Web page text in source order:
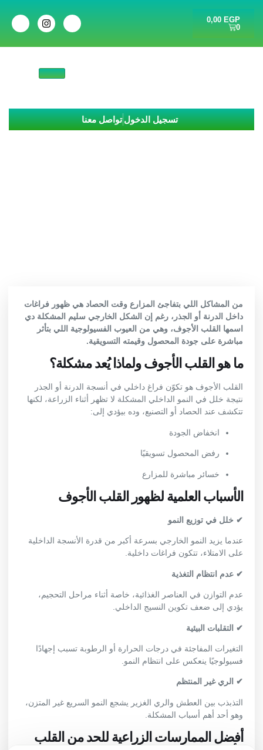
0,00 EGP
0
تسجيل الدخولتواصل معنا
من المشاكل اللي بتفاجئ المزارع وقت الحصاد هي ظهور فراغات
داخل الدرنة أو الجذر، رغم إن الشكل الخارجي سليم المشكلة دي
اسمها القلب الأجوف، وهي من العيوب الفسيولوجية اللي بتأثر
مباشرة على جودة المحصول وقيمته التسويقية.
ما هو القلب الأجوف ولماذا يُعد مشكلة؟
القلب الأجوف هو تكوّن فراغ داخلي في أنسجة الدرنة أو الجذر
نتيجة خلل في النمو الداخلي المشكلة لا تظهر أثناء الزراعة، لكنها
تتكشف عند الحصاد أو التصنيع، وده بيؤدي إلى:
انخفاض الجودة
رفض المحصول تسويقيًا
خسائر مباشرة للمزارع
الأسباب العلمية لظهور القلب الأجوف
✔ خلل في توزيع النمو
عندما يزيد النمو الخارجي بسرعة أكبر من قدرة الأنسجة الداخلية
على الامتلاء، تتكون فراغات داخلية.
✔ عدم انتظام التغذية
عدم التوازن في العناصر الغذائية، خاصة أثناء مراحل التحجيم،
يؤدي إلى ضعف تكوين النسيج الداخلي.
✔ التقلبات البيئية
التغيرات المفاجئة في درجات الحرارة أو الرطوبة تسبب إجهادًا
فسيولوجيًا ينعكس على انتظام النمو.
✔ الري غير المنتظم
التذبذب بين العطش والري الغزير يشجع النمو السريع غير المتزن،
وهو أحد أهم أسباب المشكلة.
أفضل الممارسات الزراعية للحد من القلب